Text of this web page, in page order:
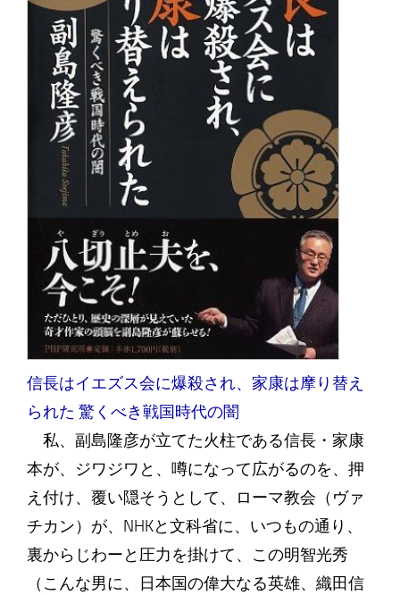
信長はイエズス会に爆殺され、家康は摩り替え
られた 驚くべき戦国時代の闇
私、副島隆彦が立てた火柱である信長・家康
本が、ジワジワと、噂になって広がるのを、押
え付け、覆い隠そうとして、ローマ教会（ヴァ
チカン）が、NHKと文科省に、いつもの通り、
裏からじわーと圧力を掛けて、この明智光秀
（こんな男に、日本国の偉大なる英雄、織田信